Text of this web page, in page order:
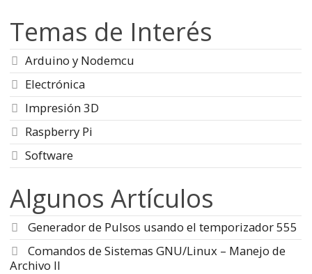
Temas de Interés
Arduino y Nodemcu
Electrónica
Impresión 3D
Raspberry Pi
Software
Algunos Artículos
Generador de Pulsos usando el temporizador 555
Comandos de Sistemas GNU/Linux – Manejo de
Archivo II